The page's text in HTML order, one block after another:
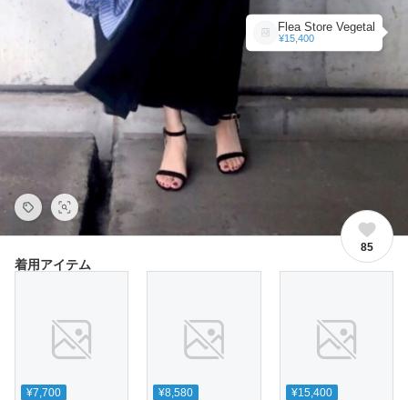
Flea Store Vegetal
¥15,400
85
着用アイテム
¥7,700 ¥8,580 ¥15,400